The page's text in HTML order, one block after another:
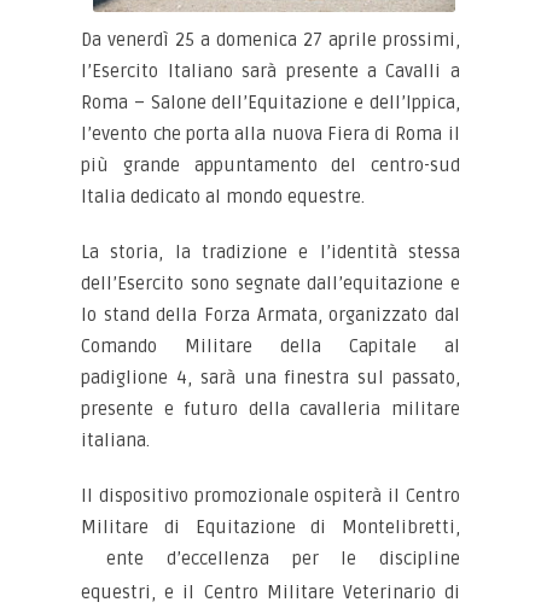
Da venerdì 25 a domenica 27 aprile prossimi,
l’Esercito Italiano sarà presente a Cavalli a
Roma – Salone dell’Equitazione e dell’Ippica,
l’evento che porta alla nuova Fiera di Roma il
più grande appuntamento del centro-sud
Italia dedicato al mondo equestre.
La storia, la tradizione e l’identità stessa
dell’Esercito sono segnate dall’equitazione e
lo stand della Forza Armata, organizzato dal
Comando Militare della Capitale al
padiglione 4, sarà una finestra sul passato,
presente e futuro della cavalleria militare
italiana.
Il dispositivo promozionale ospiterà il Centro
Militare di Equitazione di Montelibretti,
ente d’eccellenza per le discipline
equestri, e il Centro Militare Veterinario di